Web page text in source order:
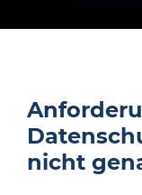
nicht